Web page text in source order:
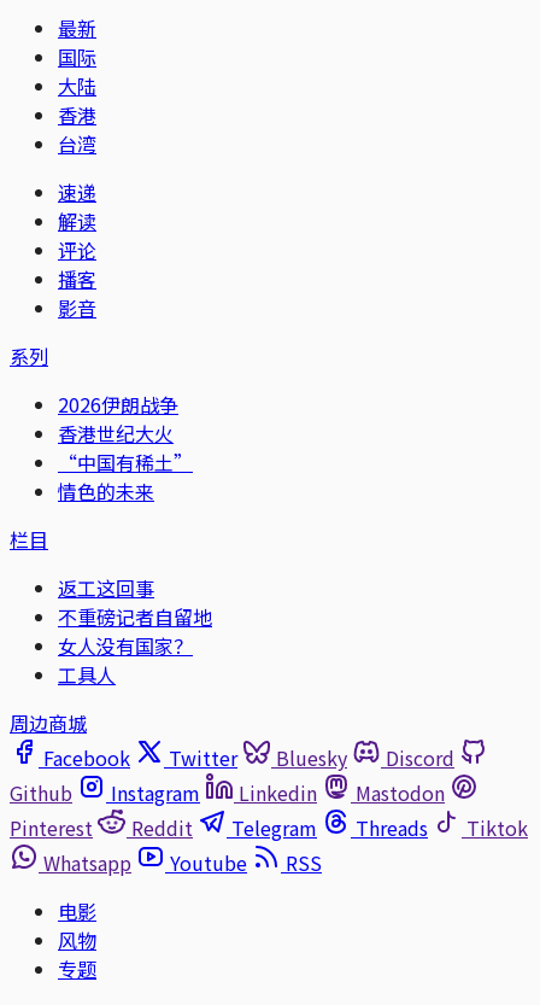
最新
国际
大陆
香港
台湾
速递
解读
评论
播客
影音
系列
2026伊朗战争
香港世纪大火
“中国有稀土”
情色的未来
栏目
返工这回事
不重磅记者自留地
女人没有国家？
工具人
周边商城
Facebook
Twitter Bluesky
Discord
Github
Instagram Linkedin
Mastodon
Pinterest
Reddit Telegram Threads
Tiktok
Whatsapp
Youtube
RSS
电影
风物
专题